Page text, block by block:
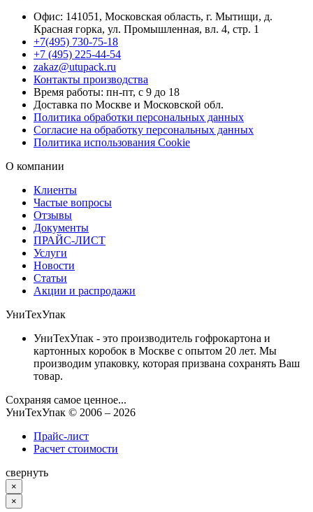
Офис: 141051, Московская область, г. Мытищи, д.
Красная горка, ул. Промышленная, вл. 4, стр. 1
+7(495) 730-75-18
+7 (495) 225-44-54
zakaz@utupack.ru
Контакты производства
Время работы: пн-пт, с 9 до 18
Доставка по Москве и Московской обл.
Политика обработки персональных данных
Согласие на обработку персональных данных
Политика использования Cookie
О компании
Клиенты
Частые вопросы
Отзывы
Документы
ПРАЙС-ЛИСТ
Услуги
Новости
Статьи
Акции и распродажи
УниТехУпак
УниТехУпак - это производитель гофрокартона и
картонных коробок в Москве с опытом 20 лет. Мы
производим упаковку, которая призвана сохранять Ваш
товар.
Сохраняя самое ценное...
УниТехУпак © 2006 – 2026
Прайс-лист
Расчет стоимости
свернуть
×
×